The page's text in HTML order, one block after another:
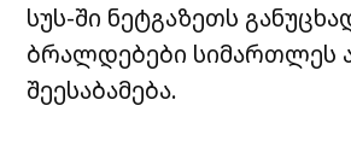
სუს-ში ნეტგაზეთს
ბრალდებები სიმართლეს
შეესაბამება.